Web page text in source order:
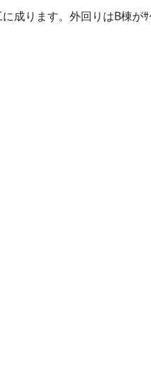
成ります。外回りはB棟が